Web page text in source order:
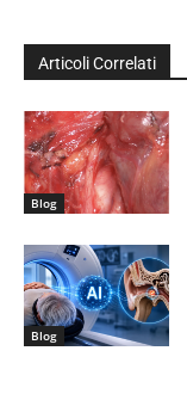
Articoli Correlati
Blog
Blog